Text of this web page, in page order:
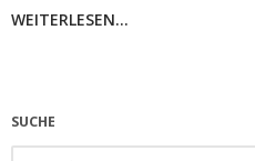
WEITERLESEN...
SUCHE